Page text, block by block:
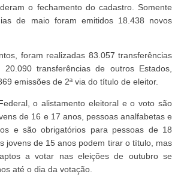
o fechamento do cadastro. Somente
de maio foram emitidos 18.438 novos
foram realizadas 83.057 transferências
transferências de outros Estados,
emissões de 2ª via do título de eleitor.
o alistamento eleitoral e o voto são
de 16 e 17 anos, pessoas analfabetas e
e são obrigatórios para pessoas de 18
jovens de 15 anos podem tirar o título, mas
a votar nas eleições de outubro se
até o dia da votação.